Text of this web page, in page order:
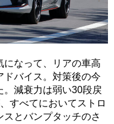
になって、リアの車高
ドバイス。対策後の今
。減衰力は弱い30段戻
すべてにおいてストロ
とバンプタッチのさ